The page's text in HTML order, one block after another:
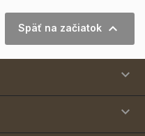
Späť na začiatok 

